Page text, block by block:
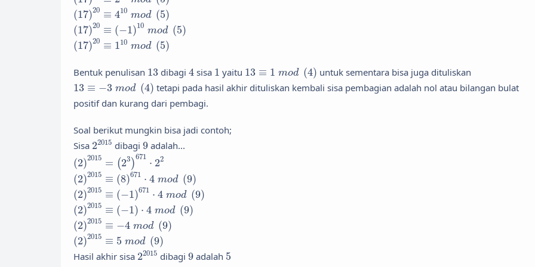
(17)20 ≡ 410 mod (5)
(17)20 410 mod (5)
(17)20 ≡ (−1)10
mod (5)
(17)20 − 10 m od 5)
(17)20 ≡ 110 mod (5)
(17)20 10 m d (5)
Bentuk penulisan 13
13 dibagi 4
4 sisa 1
1 yaitu 13 ≡ 1 mod (4)
13 ≡1 mod ( 4) untuk sementara bisa juga dituliskan
13 ≡ −3 mod (4)
13 ≡− mod ( 4)
tetapi pada hasil akhir dituliskan kembali sisa pembagian adalah nol atau bilangan bulat
positif dan kurang dari pembagi.
Soal berikut mungkin bisa jadi contoh;
Sisa 22015
22015dibagi 9
9adalah...
(2)2015 = (23 )
671 ⋅ 22
(2)2015 (23)671 ⋅22
(2)2015 ≡ (8)671 ⋅ 4 mod (9)
(2 )2015 (8 )671 d ( 9)
(2)2015 ≡ (−1)671 ⋅ 4 mod (9)
(2)2015 (−1 671⋅ 4 mo d (9 )
(2)2015 ≡ (−1) ⋅ 4 mod (9)
(2)2015 (− 1)⋅ m o d (9)
(2)2015 ≡ −4 mod (9)
(2)2015 − 4 m od (9)
(2)2015 ≡ 5 mod (9)
(2)2015 5 mod (9)
Hasil akhir sisa 22015
22015dibagi 9
9adalah 5
5